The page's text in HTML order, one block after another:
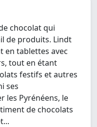
chocolat qui
de produits. Lindt
en tablettes avec
tout en étant
festifs et autres
ses
les Pyrénéens, le
de chocolats